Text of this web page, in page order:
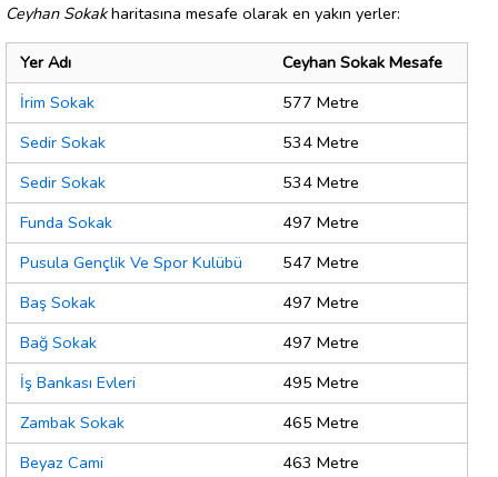
Ceyhan Sokakharitasına mesafe olarak en yakın yerler:
Yer Adı
Ceyhan Sokak Mesafe
İrim Sokak
577 Metre
Sedir Sokak
534 Metre
Sedir Sokak
534 Metre
Funda Sokak
497 Metre
Pusula Gençlik Ve Spor Kulübü
547 Metre
Baş Sokak
497 Metre
Bağ Sokak
497 Metre
İş Bankası Evleri
495 Metre
Zambak Sokak
465 Metre
Beyaz Cami
463 Metre